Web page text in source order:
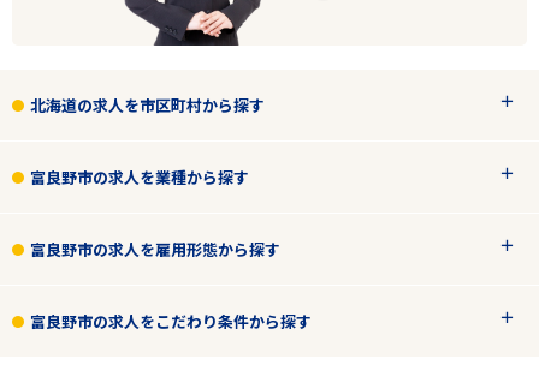
北海道の求人を市区町村から探す
富良野市の求人を業種から探す
富良野市の求人を雇用形態から探す
富良野市の求人をこだわり条件から探す